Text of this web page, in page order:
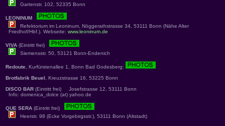
Gartenstr. 102, 52335 Bonn
LEONINUM
Refektorium im Leoninum, Nöggerathstrasse 34, 53111 Bonn (Nähe Alter
Friedhof/Hbf.). Webseite: www.leoninum.de
VIVA (Eintritt frei)
Siemensstr. 50, 53121 Bonn-Endenich
Redoute, Kurfürstenallee 1, Bonn Bad Godesberg:
Brotfabrik Beuel, Kreuzstrasse 16, 53225 Bonn
DISCO BAR (Eintritt frei) Josefstrasse 12, 53111 Bonn
Info: domenica_dolce (at) yahoo.de
QUE SERA (Eintritt frei)
Heerstr. 98 (Ecke Vorgebirgsstr.), 53111 Bonn (Altstadt)